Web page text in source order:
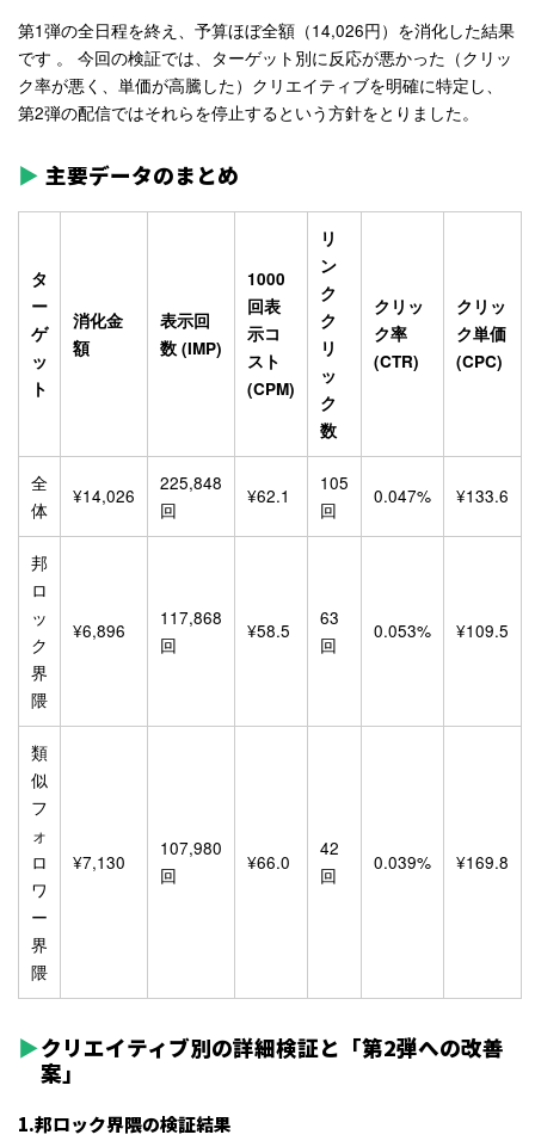
第1弾の全日程を終え、予算ほぼ全額（14,026円）を消化した結果
です 。 今回の検証では、 ターゲット別に反応が悪かった（クリッ
ク率が悪く、単価が高騰した）クリエイティブを明確に特定し、
第2弾の配信ではそれらを停止するという方針をとりました。
主要データのまとめ
タ
ー
ゲ
ッ
ト
消化金
額
表示回
数 (IMP)
1000
回表
示コ
スト
(CPM)
リ
ン
ク
ク
リ
ッ
ク
数
クリッ
ク率
(CTR)
クリッ
ク単価
(CPC)
全
体
¥14,026
225,848
回
¥62.1
105
回
0.047% ¥133.6
邦
ロ
ッ
ク
界
隈
¥6,896
117,868
回
¥58.5
63
回
0.053% ¥109.5
類
似
フ
ォ
ロ
ワ
ー
界
隈
¥7,130
107,980
回
¥66.0
42
回
0.039% ¥169.8
クリエイティブ別の詳細検証と「第2弾への改善
案」
1.邦ロック界隈の検証結果